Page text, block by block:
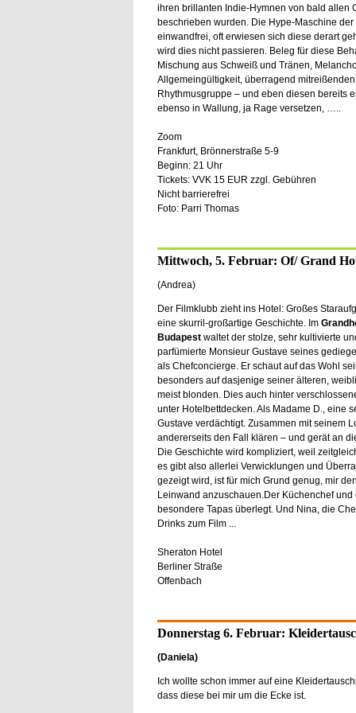
ihren brillanten Indie-Hymnen von bald allen
beschrieben wurden. Die Hype-Maschine
einwandfrei, oft erwiesen sich diese derart
wird dies nicht passieren. Beleg für diese
Mischung aus Schweiß und Tränen,
Allgemeingültigkeit, überragend
Rhythmusgruppe – und eben diesen bereits
ebenso in Wallung, ja Rage versetzen, …..
Zoom
Frankfurt, Brönnerstraße 5-9
Beginn: 21 Uhr
Tickets: VVK 15 EUR zzgl. Gebühren
Nicht barrierefrei
Foto: Parri Thomas
Mittwoch, 5. Februar: Of/ Grand
(Andrea)
Der Filmklubb zieht ins Hotel: Großes
eine skurril-großartige Geschichte. Im
Budapest waltet der stolze, sehr kultivierte
parfümierte Monsieur Gustave seines
als Chefconcierge. Er schaut auf das Wohl
besonders auf dasjenige seiner älteren,
meist blonden. Dies auch hinter
unter Hotelbettdecken. Als Madame D., eine
Gustave verdächtigt. Zusammen mit seinem
andererseits den Fall klären – und gerät an
Die Geschichte wird kompliziert, weil
es gibt also allerlei Verwicklungen und
gezeigt wird, ist für mich Grund genug, mir
Leinwand anzuschauen.Der Küchenchef
besondere Tapas überlegt. Und Nina, die
Drinks zum Film ...
Sheraton Hotel
Berliner Straße
Offenbach
Donnerstag 6. Februar:
(Daniela)
Ich wollte schon immer auf eine
dass diese bei mir um die Ecke ist.